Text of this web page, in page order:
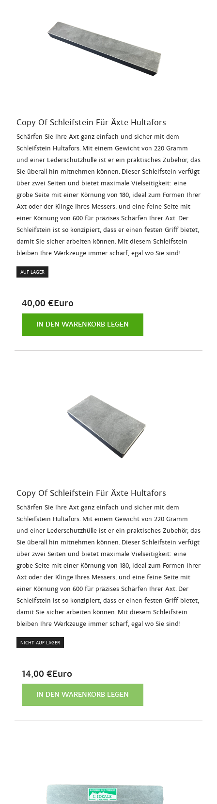
Copy Of Schleifstein Für Äxte Hultafors
Schärfen Sie Ihre Axt ganz einfach und sicher mit dem
Schleifstein Hultafors. Mit einem Gewicht von 220 Gramm
und einer Lederschutzhülle ist er ein praktisches Zubehör, das
Sie überall hin mitnehmen können. Dieser Schleifstein verfügt
über zwei Seiten und bietet maximale Vielseitigkeit: eine
grobe Seite mit einer Körnung von 180, ideal zum Formen Ihrer
Axt oder der Klinge Ihres Messers, und eine feine Seite mit
einer Körnung von 600 für präzises Schärfen Ihrer Axt. Der
Schleifstein ist so konzipiert, dass er einen festen Griff bietet,
damit Sie sicher arbeiten können. Mit diesem Schleifstein
bleiben Ihre Werkzeuge immer scharf, egal wo Sie sind!
AUF LAGER
40,00 €Euro
IN DEN WARENKORB LEGEN
Copy Of Schleifstein Für Äxte Hultafors
Schärfen Sie Ihre Axt ganz einfach und sicher mit dem
Schleifstein Hultafors. Mit einem Gewicht von 220 Gramm
und einer Lederschutzhülle ist er ein praktisches Zubehör, das
Sie überall hin mitnehmen können. Dieser Schleifstein verfügt
über zwei Seiten und bietet maximale Vielseitigkeit: eine
grobe Seite mit einer Körnung von 180, ideal zum Formen Ihrer
Axt oder der Klinge Ihres Messers, und eine feine Seite mit
einer Körnung von 600 für präzises Schärfen Ihrer Axt. Der
Schleifstein ist so konzipiert, dass er einen festen Griff bietet,
damit Sie sicher arbeiten können. Mit diesem Schleifstein
bleiben Ihre Werkzeuge immer scharf, egal wo Sie sind!
NICHT AUF LAGER
14,00 €Euro
IN DEN WARENKORB LEGEN